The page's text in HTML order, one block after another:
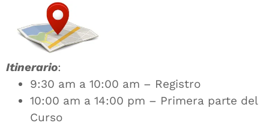
Itinerario:
9:30 am a 10:00 am – Registro
10:00 am a 14:00 pm – Primera parte del
Curso